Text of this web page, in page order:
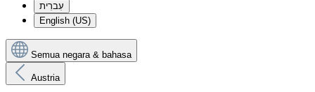
עִברִית
English (US)
Semua negara & bahasa
Austria